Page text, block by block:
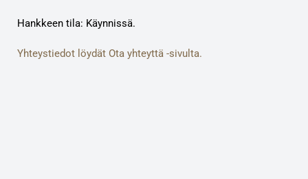
Hankkeen tila: Käynnissä.
Yhteystiedot löydät Ota yhteyttä -sivulta.